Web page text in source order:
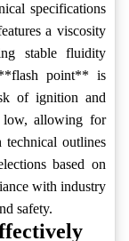
specifications
a viscosity
stable fluidity
**flash point** is
of ignition and
low, allowing for
outlines
based on
with industry
safety.